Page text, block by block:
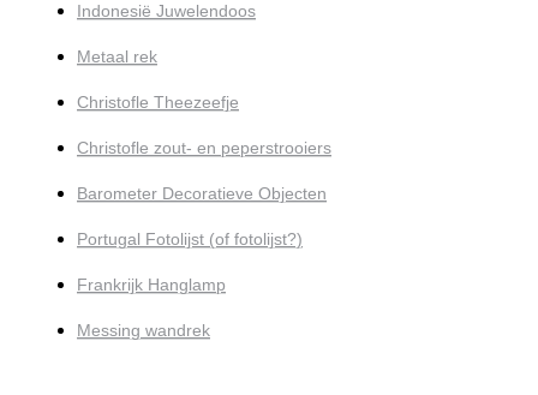
Indonesië Juwelendoos
Metaal rek
Christofle Theezeefje
Christofle zout- en peperstrooiers
Barometer Decoratieve Objecten
Portugal Fotolijst (of fotolijst?)
Frankrijk Hanglamp
Messing wandrek